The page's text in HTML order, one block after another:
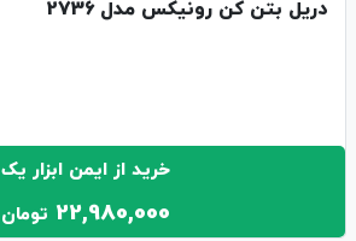
دریل بتن کن رونیکس مدل 2736
خرید از ایمن ابزار یک
22,980,000 تومان